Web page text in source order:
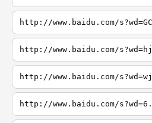
http://www.baidu.com/
http://www.baidu.com/
http://www.baidu.com/
http://www.baidu.com/